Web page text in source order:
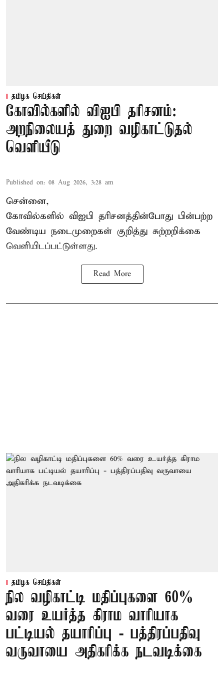
தமிழக செய்திகள்
கோவில்களில் விஐபி தரிசனம்:
அறநிலையத் துறை வழிகாட்டுதல்
வெளியீடு
Published on: 08 Aug 2026, 3:28 am
சென்னை,
கோவில்களில் விஐபி தரிசனத்தின்போது பின்பற்ற
வேண்டிய நடைமுறைகள் குறித்து சுற்றறிக்கை
வெளியிடப்பட்டுள்ளது.
Read More
தமிழக செய்திகள்
நில வழிகாட்டி மதிப்புகளை 60%
வரை உயர்த்த கிராம வாரியாக
பட்டியல் தயாரிப்பு - பத்திரப்பதிவு
வருவாயை அதிகரிக்க நடவடிக்கை